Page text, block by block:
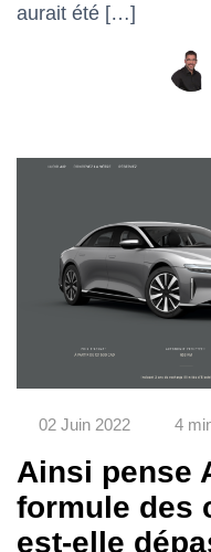
aurait été […]
02 Juin 2022 4
Ainsi pense
formule des
est-elle